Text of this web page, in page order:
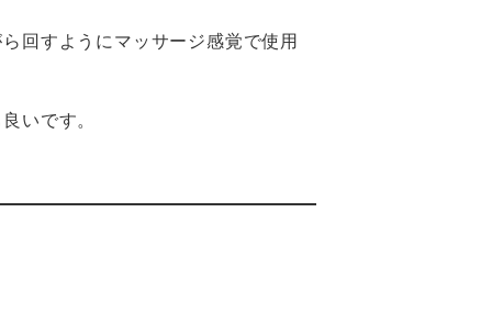
回すようにマッサージ感覚で使用
いです。